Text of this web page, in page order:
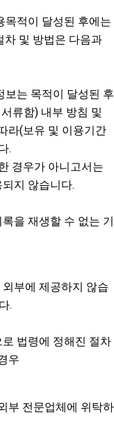
목적이 달성된 후에는
차 및 방법은 다음과
보는 목적이 달성된 후
류함) 내부 방침 및
라(보유 및 이용기간
.
경우가 아니고서는
지 않습니다.
을 재생할 수 없는 기
부에 제공하지 않습
.
법령에 정해진 절차
우
부 전문업체에 위탁하